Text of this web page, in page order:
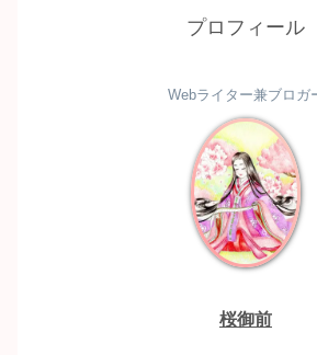
プロフィール
Webライター兼ブロガ
桜御前